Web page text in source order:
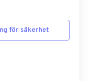
för säkerhet